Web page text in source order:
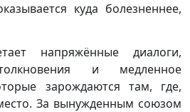
куда болезненнее,
напряжённые диалоги,
и медленное
зарождаются там, где,
За вынужденным союзом